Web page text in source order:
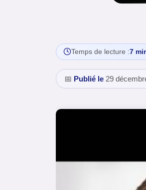
Temps de lecture :7
📅 Publié le 29